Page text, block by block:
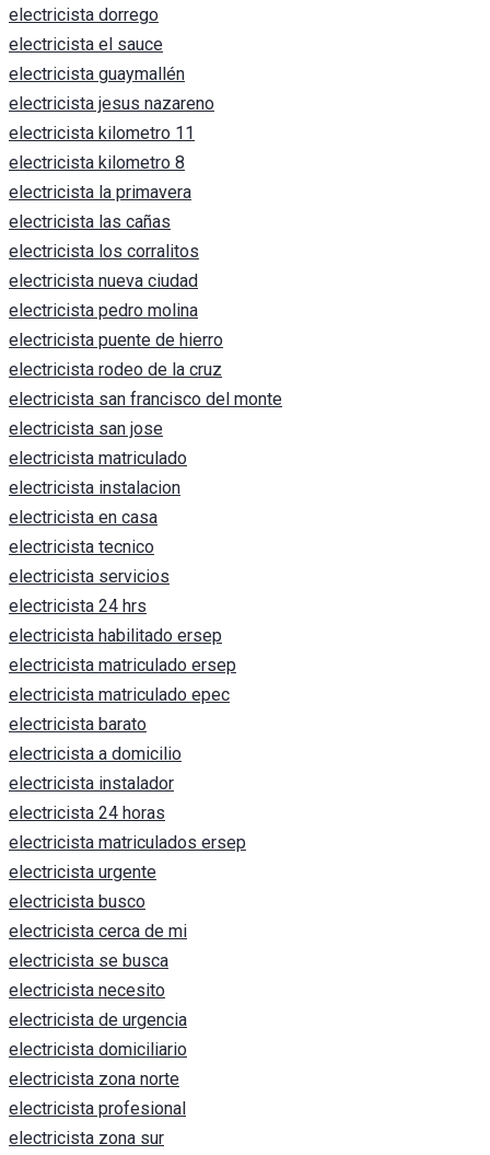
electricista dorrego
electricista el sauce
electricista guaymallén
electricista jesus nazareno
electricista kilometro 11
electricista kilometro 8
electricista la primavera
electricista las cañas
electricista los corralitos
electricista nueva ciudad
electricista pedro molina
electricista puente de hierro
electricista rodeo de la cruz
electricista san francisco del monte
electricista san jose
electricista matriculado
electricista instalacion
electricista en casa
electricista tecnico
electricista servicios
electricista 24 hrs
electricista habilitado ersep
electricista matriculado ersep
electricista matriculado epec
electricista barato
electricista a domicilio
electricista instalador
electricista 24 horas
electricista matriculados ersep
electricista urgente
electricista busco
electricista cerca de mi
electricista se busca
electricista necesito
electricista de urgencia
electricista domiciliario
electricista zona norte
electricista profesional
electricista zona sur